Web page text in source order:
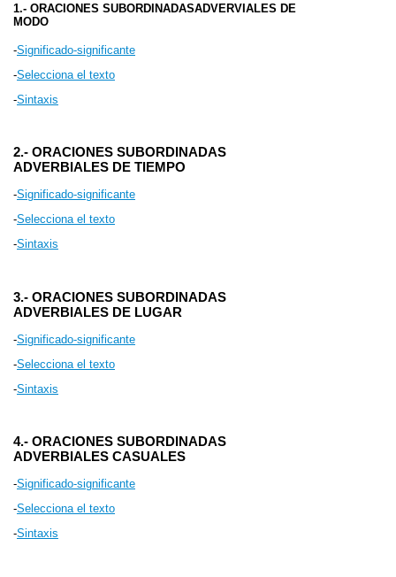
1.- ORACIONES SUBORDINADASADVERVIALES DE
MODO
-Significado-significante
-Selecciona el texto
-Sintaxis
2.- ORACIONES SUBORDINADAS
ADVERBIALES DE TIEMPO
-Significado-significante
-Selecciona el texto
-Sintaxis
3.- ORACIONES SUBORDINADAS
ADVERBIALES DE LUGAR
-Significado-significante
-Selecciona el texto
-Sintaxis
4.- ORACIONES SUBORDINADAS
ADVERBIALES CASUALES
-Significado-significante
-Selecciona el texto
-Sintaxis